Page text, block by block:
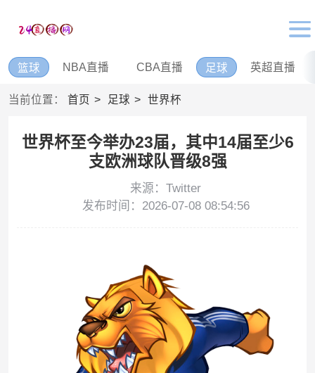
篮球 NBA直播 CBA直播 足球 英超直播
当前位置： 首页 足球 世界杯
世界杯至今举办23届，其中14届至少6
支欧洲球队晋级8强
来源：Twitter
发布时间：2026-07-08 08:54:56